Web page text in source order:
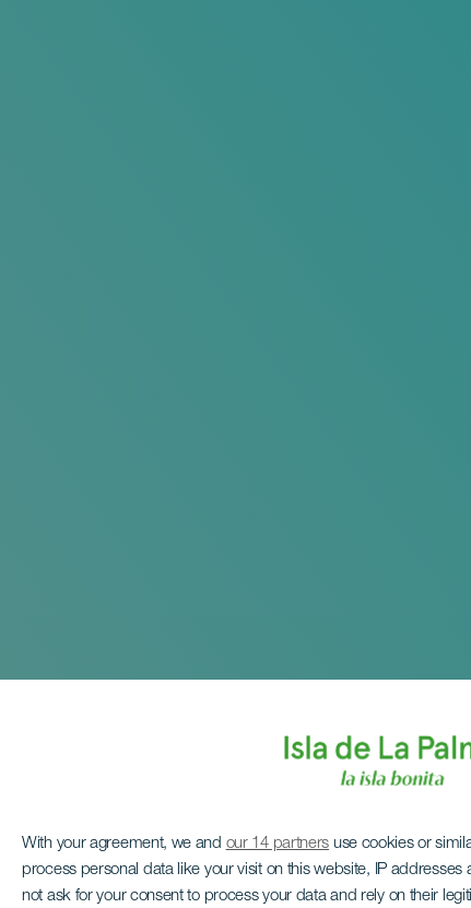
With your agreement, we and our 14 partners use cookies or
process personal data like your visit on this website, IP
not ask for your consent to process your data and rely on their